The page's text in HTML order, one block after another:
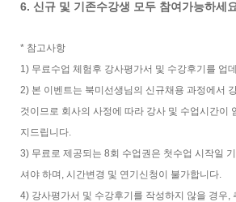
6. 신규 및 기존수강생 모두 참여가능하세
* 참고사항
1) 무료수업 체험후 강사평가서 및 수강후기를 업
2) 본 이벤트는 북미선생님의 신규채용 과정에서
것이므로 회사의 사정에 따라 강사 및 수업시간이
지드립니다.
3) 무료로 제공되는 8회 수업권은 첫수업 시작일
셔야 하며, 시간변경 및 연기신청이 불가합니다.
4) 강사평가서 및 수강후기를 작성하지 않을 경우,